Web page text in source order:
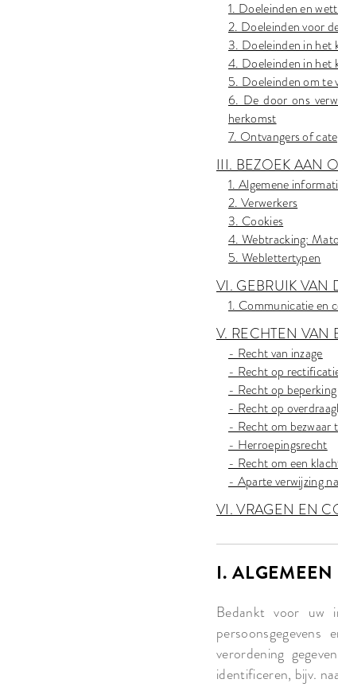
1. Doeleinden en
2. Doeleinden voor
3. Doeleinden in het
4. Doeleinden in het
5. Doeleinden om te
6. De door ons
herkomst
7. Ontvangers of
III. BEZOEK AAN
1. Algemene
2. Verwerkers
3. Cookies
4. Webtracking:
5. Weblettertypen
VI. GEBRUIK VAN
1. Communicatie en
V. RECHTEN VAN
- Recht van inzage
- Recht op
- Recht op
- Recht op
- Recht om bezwaar
- Herroepingsrecht
- Recht om een
- Aparte verwijzing
VI. VRAGEN EN
I. ALGEMEEN
Bedankt voor uw
verordening
identificeren, bijv.